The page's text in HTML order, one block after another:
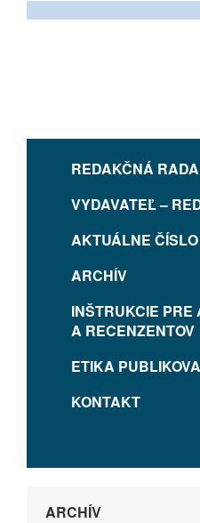
REDAKČNÁ RADA
VYDAVATEĽ –
AKTUÁLNE ČÍSLO
ARCHÍV
INŠTRUKCIE PRE
A RECENZENTOV
ETIKA
KONTAKT
ARCHÍV